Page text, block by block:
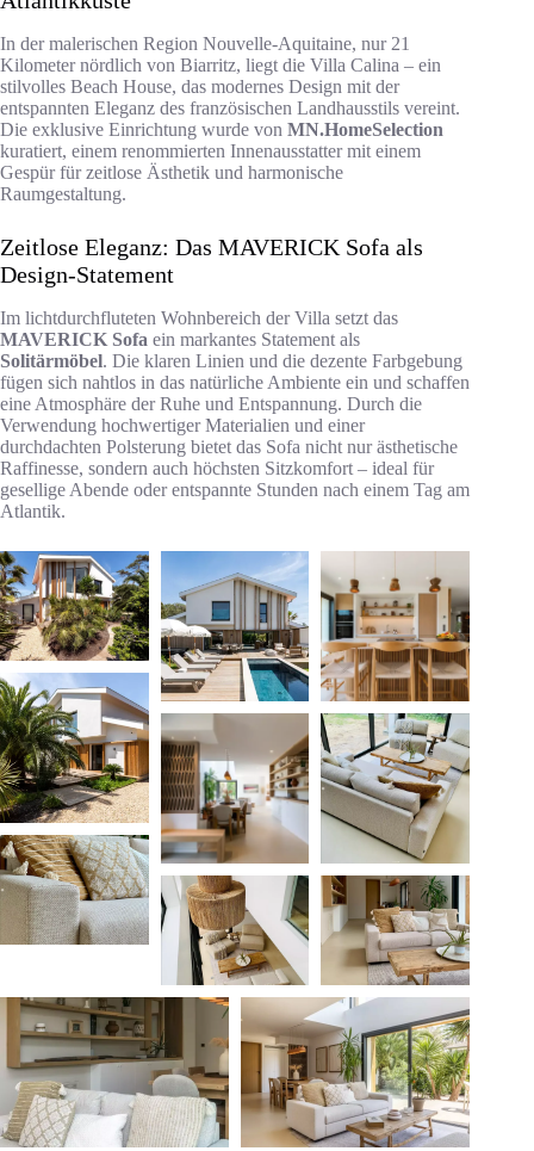
In der malerischen Region Nouvelle-Aquitaine, nur 21
Kilometer nördlich von Biarritz, liegt die Villa Calina – ein
stilvolles Beach House, das modernes Design mit der
entspannten Eleganz des französischen Landhausstils vereint.
Die exklusive Einrichtung wurde von MN.HomeSelection
kuratiert, einem renommierten Innenausstatter mit einem
Gespür für zeitlose Ästhetik und harmonische
Raumgestaltung.
Zeitlose Eleganz: Das MAVERICK Sofa als
Design-Statement
Im lichtdurchfluteten Wohnbereich der Villa setzt das
MAVERICK Sofa ein markantes Statement als
Solitärmöbel. Die klaren Linien und die dezente Farbgebung
fügen sich nahtlos in das natürliche Ambiente ein und schaffen
eine Atmosphäre der Ruhe und Entspannung. Durch die
Verwendung hochwertiger Materialien und einer
durchdachten Polsterung bietet das Sofa nicht nur ästhetische
Raffinesse, sondern auch höchsten Sitzkomfort – ideal für
gesellige Abende oder entspannte Stunden nach einem Tag am
Atlantik.